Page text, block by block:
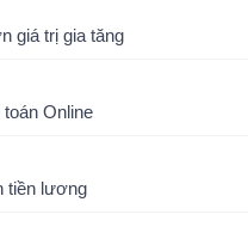
giá trị gia tăng
toán Online
tiền lương